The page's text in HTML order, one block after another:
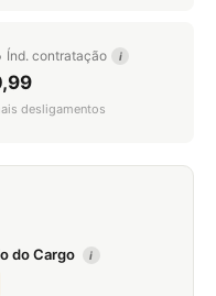
Índ. contratação i
desligamentos
do Cargo i